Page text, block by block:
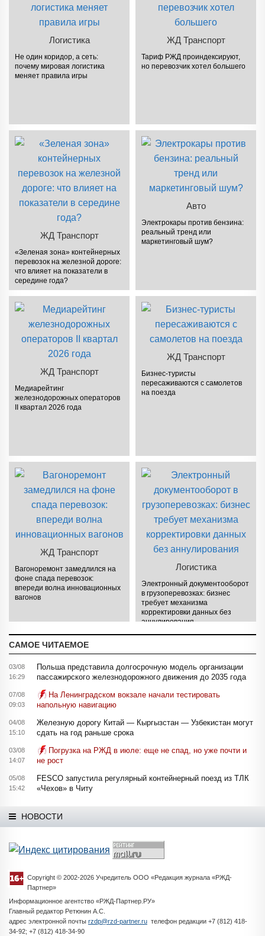
Логистика
Не один коридор, а сеть:
почему мировая логистика
меняет правила игры
ЖД Транспорт
Тариф РЖД проиндексируют,
но перевозчик хотел большего
ЖД Транспорт
«Зеленая зона» контейнерных
перевозок на железной дороге:
что влияет на показатели в
середине года?
Авто
Электрокары против бензина:
реальный тренд или
маркетинговый шум?
ЖД Транспорт
Медиарейтинг
железнодорожных операторов
II квартал 2026 года
ЖД Транспорт
Бизнес-туристы
пересаживаются с самолетов
на поезда
ЖД Транспорт
Вагоноремонт замедлился на
фоне спада перевозок:
впереди волна инновационных
вагонов
Логистика
Электронный документооборот
в грузоперевозках: бизнес
требует механизма
корректировки данных без
аннулирования
САМОЕ ЧИТАЕМОЕ
03/08
16:29
Польша представила долгосрочную модель организации
пассажирского железнодорожного движения до 2035 года
07/08
09:03
На Ленинградском вокзале начали тестировать
напольную навигацию
04/08
15:10
Железную дорогу Китай — Кыргызстан — Узбекистан могут
сдать на год раньше срока
03/08
14:07
Погрузка на РЖД в июле: еще не спад, но уже почти и
не рост
05/08
15:42
FESCO запустила регулярный контейнерный поезд из ТЛК
«Чехов» в Читу
НОВОСТИ
Copyright © 2002-2026 Учредитель ООО «Редакция журнала «РЖД-
Партнер»
Информационное агентство «РЖД-Партнер.РУ»
Главный редактор Ретюнин А.С.
адрес электронной почты rzdp@rzd-partner.ru телефон редакции +7 (812) 418-
34-92; +7 (812) 418-34-90